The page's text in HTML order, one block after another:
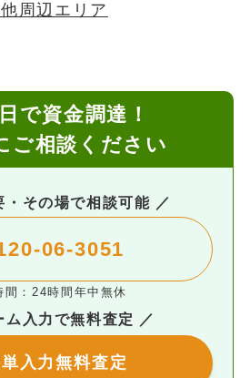
周辺エリア
で資金調達！
ご相談ください
・その場で相談可能 ／
06-3051
間：24時間年中無休
ム入力で無料査定 ／
入力無料査定